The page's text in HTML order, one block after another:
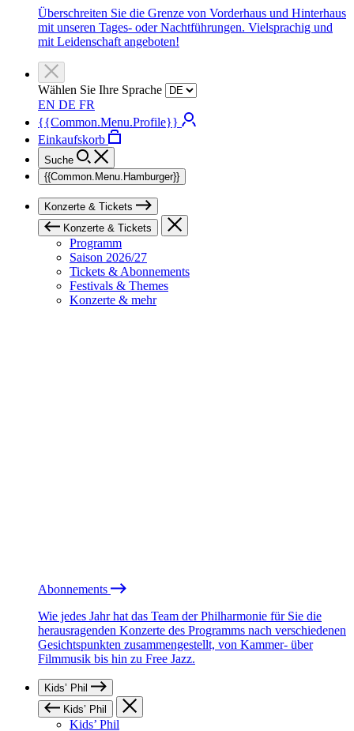
Überschreiten Sie die Grenze von Vorderhaus und Hinterhaus
mit unseren Tages- oder Nachtführungen. Vielsprachig und
mit Leidenschaft angeboten!
Wählen Sie Ihre Sprache
EN DE FR
{{Common.Menu.Profile}}
Einkaufskorb
Suche
{{Common.Menu.Hamburger}}
Konzerte & Tickets
Konzerte & Tickets
Programm
Saison 2026/27
Tickets & Abonnements
Festivals & Themes
Konzerte & mehr
Abonnements
Wie jedes Jahr hat das Team der Philharmonie für Sie die
herausragenden Konzerte des Programms nach verschiedenen
Gesichtspunkten zusammengestellt, von Kammer- über
Filmmusik bis hin zu Free Jazz.
Kids’ Phil
Kids’ Phil
Kids’ Phil